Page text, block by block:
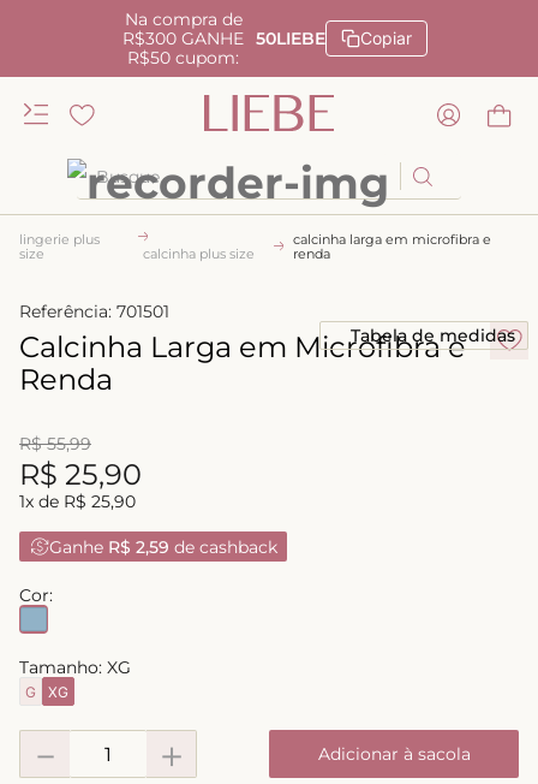
Na compra de
R$300 GANHE
R$50 cupom:
50LIEBE Copiar
Busque
lingerie plus
size
calcinha plus size
calcinha larga em microfibra e
renda
Referência: 701501
Calcinha Larga em Microfibra e
Renda
R$ 55,99
R$ 25,90
1x de R$ 25,90
Ganhe R$ 2,59 de cashback
Tabela de medidas
Cor:
Tamanho: XG
G XG
＋
－ Adicionar à sacola
TERMOS MAIS BUSCADOS
camisola
sutiã
calcinha renda
anatomic
calcinha alta
short doll
biquini